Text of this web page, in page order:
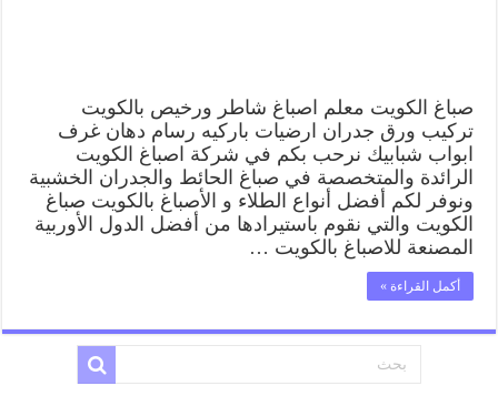
صباغ الكويت معلم اصباغ شاطر ورخيص بالكويت
تركيب ورق جدران ارضيات باركيه رسام دهان غرف
ابواب شبابيك نرحب بكم في شركة اصباغ الكويت
الرائدة والمتخصصة في صباغ الحائط والجدران الخشبية
ونوفر لكم أفضل أنواع الطلاء و الأصباغ بالكويت صباغ
الكويت والتي نقوم باستيرادها من أفضل الدول الأوربية
المصنعة للاصباغ بالكويت …
أكمل القراءة »